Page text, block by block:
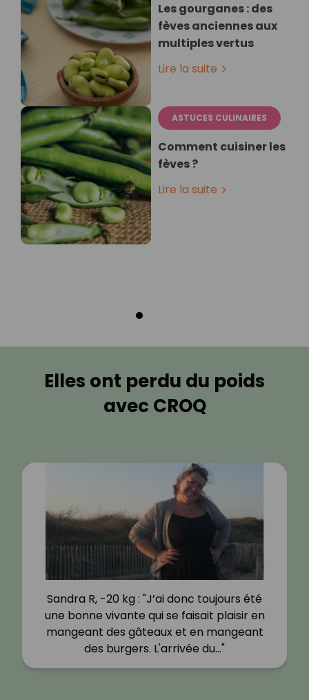
Les gourganes : des
fèves anciennes aux
multiples vertus
Lire la suite
ASTUCES CULINAIRES
Comment cuisiner les
fèves ?
Lire la suite
Elles ont perdu du poids
avec CROQ
Sandra R, -20 kg : "J’ai donc toujours été
une bonne vivante qui se faisait plaisir en
mangeant des gâteaux et en mangeant
des burgers. L'arrivée du…"